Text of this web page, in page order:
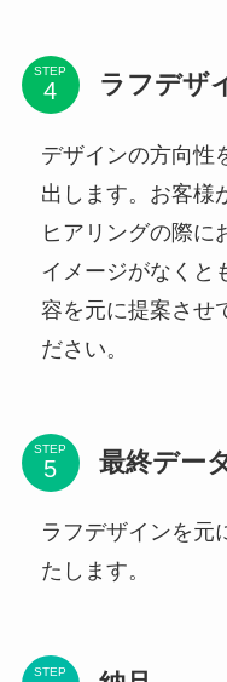
STEP ラフデザ
デザインの方向性
出します。お客様
ヒアリングの際に
イメージがなくと
容を元に提案させ
ださい。
STEP 最終デー
ラフデザインを元
たします。
STEP